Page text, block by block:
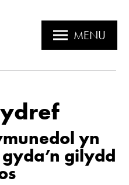
MENU
yn
gilydd